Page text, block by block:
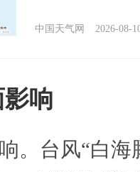
中国天气网 2026-08-
响
。台风“白